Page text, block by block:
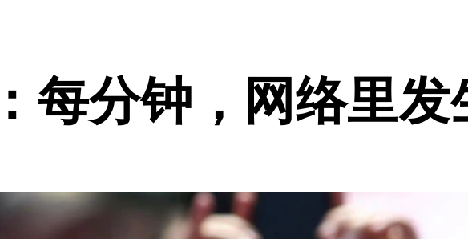
每分钟，网络里发